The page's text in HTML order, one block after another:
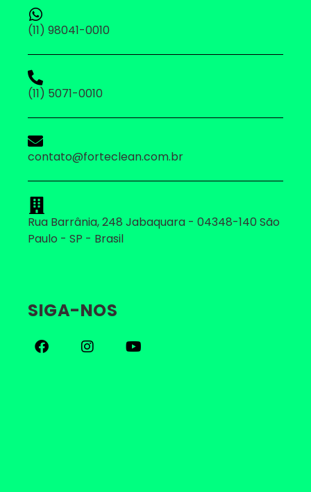
(11) 98041-0010
(11) 5071-0010
contato@forteclean.com.br
Rua Barrânia, 248 Jabaquara - 04348-140 São
Paulo - SP - Brasil
SIGA-NOS